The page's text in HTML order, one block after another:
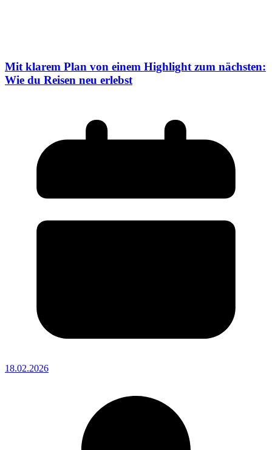
Mit klarem Plan von einem Highlight zum nächsten:
Wie du Reisen neu erlebst
18.02.2026